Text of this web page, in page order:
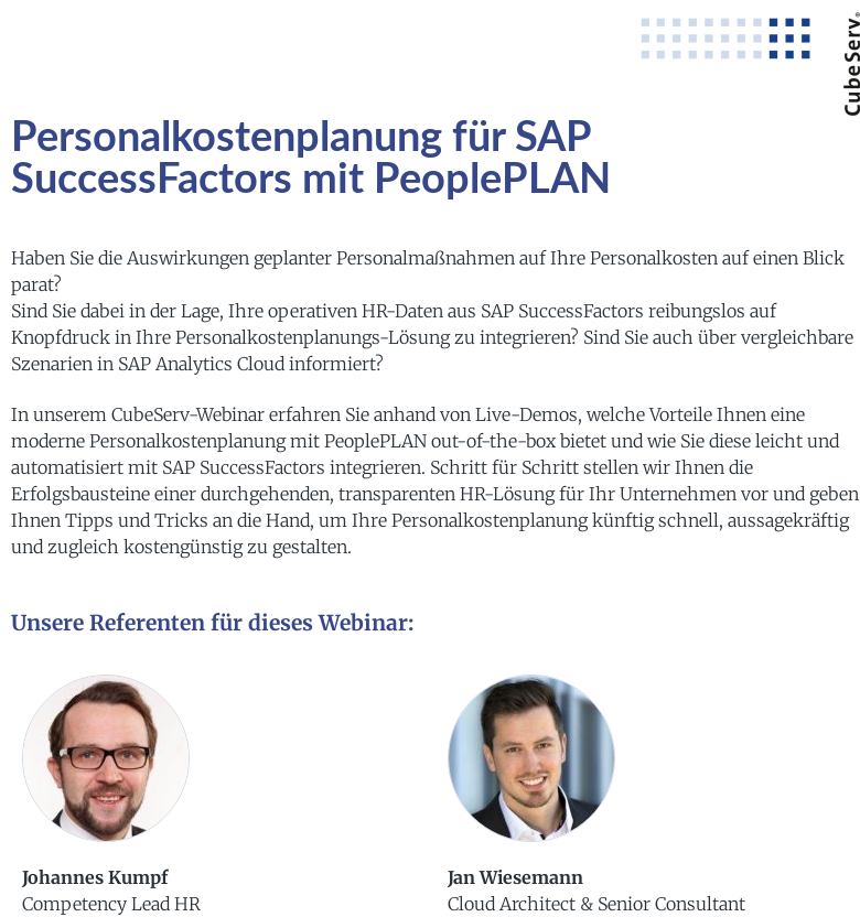
Personalkostenplanung für SAP
SuccessFactors mit PeoplePLAN
Haben Sie die Auswirkungen geplanter Personalmaßnahmen auf Ihre Personalkosten auf einen Blick
parat?
Sind Sie dabei in der Lage, Ihre operativen HR-Daten aus SAP SuccessFactors reibungslos auf
Knopfdruck in Ihre Personalkostenplanungs-Lösung zu integrieren? Sind Sie auch über vergleichbare
Szenarien in SAP Analytics Cloud informiert?
In unserem CubeServ-Webinar erfahren Sie anhand von Live-Demos, welche Vorteile Ihnen eine
moderne Personalkostenplanung mit PeoplePLAN out-of-the-box bietet und wie Sie diese leicht und
automatisiert mit SAP SuccessFactors integrieren. Schritt für Schritt stellen wir Ihnen die
Erfolgsbausteine einer durchgehenden, transparenten HR-Lösung für Ihr Unternehmen vor und geben
Ihnen Tipps und Tricks an die Hand, um Ihre Personalkostenplanung künftig schnell, aussagekräftig
und zugleich kostengünstig zu gestalten.
Unsere Referenten für dieses Webinar:
Johannes Kumpf
Competency Lead HR
Jan Wiesemann
Cloud Architect & Senior Consultant